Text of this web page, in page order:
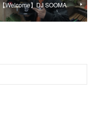
【Welcome】DJ SOOMA